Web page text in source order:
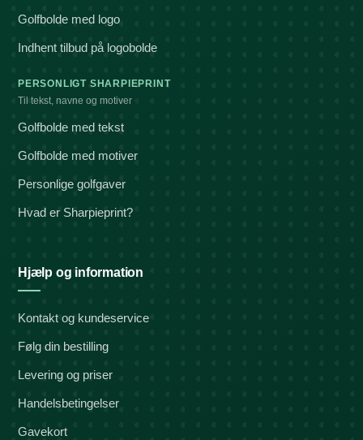
Golfbolde med logo
Indhent tilbud på logobolde
PERSONLIGT SHARPIEPRINT
Til tekst, navne og motiver
Golfbolde med tekst
Golfbolde med motiver
Personlige golfgaver
Hvad er Sharpieprint?
Hjælp og information
Kontakt og kundeservice
Følg din bestilling
Levering og priser
Handelsbetingelser
Gavekort